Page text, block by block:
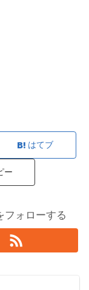
はてブ
ー
フォローする